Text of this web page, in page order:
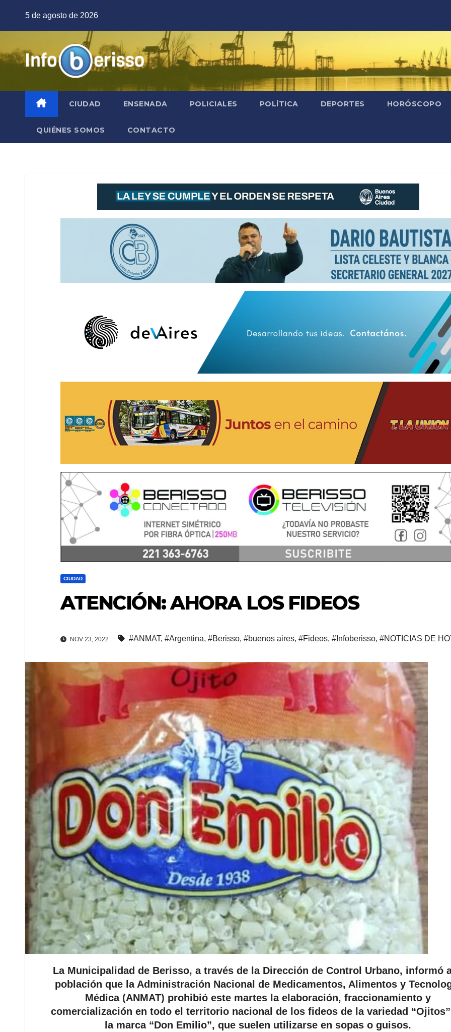
5 de agosto de 2026
CIUDAD ENSENADA POLICIALES POLÍTICA DEPORTES HORÓSCOPO
QUIÉNES SOMOS CONTACTO
CIUDAD
ATENCIÓN: AHORA LOS FIDEOS
NOV 23, 2022 #ANMAT, #Argentina, #Berisso, #buenos aires, #Fideos, #Infoberisso, #NOTICIAS DE
La Municipalidad de Berisso, a través de la Dirección de Control Urbano, informó
población que la Administración Nacional de Medicamentos, Alimentos y
Médica (ANMAT) prohibió este martes la elaboración, fraccionamiento y
comercialización en todo el territorio nacional de los fideos de la variedad
la marca “Don Emilio”, que suelen utilizarse en sopas o guisos.